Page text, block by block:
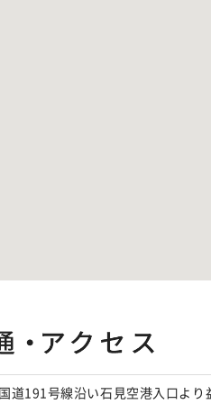
国道191号線沿い石見空港入口より